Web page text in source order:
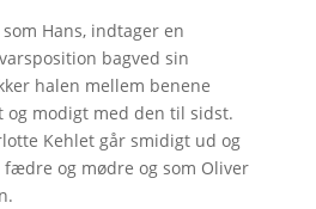
Hans, indtager en
bagved sin
halen mellem benene
modigt med den til sidst.
Kehlet går smidigt ud og
og mødre og som Oliver